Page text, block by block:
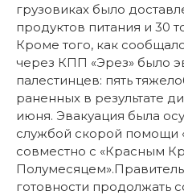
грузовиках было
продуктов питания и 30
Кроме того, как
через КПП «Эрез» было
палестинцев: пять
раненных в результате
июня. Эвакуация была
службой скорой помощи
совместно с «Красным
готовности продолжать